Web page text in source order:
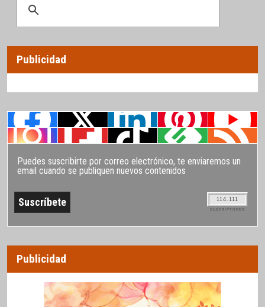
Publicidad
Puedes suscribirte por correo electrónico, te enviaremos un
email cuando se publiquen nuevos contenidos
114.111
SUSCRIPTORES
Publicidad